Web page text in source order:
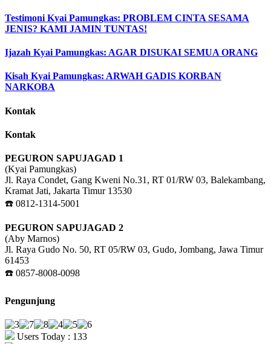
Testimoni Kyai Pamungkas: PROBLEM CINTA SESAMA
JENIS? KAMI JAMIN TUNTAS!
Ijazah Kyai Pamungkas: AGAR DISUKAI SEMUA ORANG
Kisah Kyai Pamungkas: ARWAH GADIS KORBAN
NARKOBA
Kontak
Kontak
PEGURON SAPUJAGAD 1
(Kyai Pamungkas)
Jl. Raya Condet, Gang Kweni No.31, RT 01/RW 03, Balekambang,
Kramat Jati, Jakarta Timur 13530
☎️ 0812-1314-5001
PEGURON SAPUJAGAD 2
(Aby Marnos)
Jl. Raya Gudo No. 50, RT 05/RW 03, Gudo, Jombang, Jawa Timur
61453
☎️ 0857-8008-0098
Pengunjung
Users Today : 133